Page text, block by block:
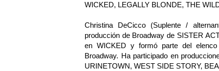
WICKED, LEGALLY BLONDE, THE
Christina DeCicco (Suplente /
producción de Broadway de SISTER
en WICKED y formó parte del
Broadway. Ha participado en
URINETOWN, WEST SIDE STORY,